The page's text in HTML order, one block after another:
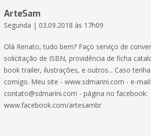
ArteSam
Segunda | 03.09.2018 às 17h09
Olá Renato, tudo bem? Faço serviço de
solicitação de ISBN, providência de ficha
book trailer, ilustrações, e outros... Caso
comigo. Meu site - www.sdmarini.com - e-mail:
contato@sdmarini.com - página no facebook:
www.facebook.com/artesambr